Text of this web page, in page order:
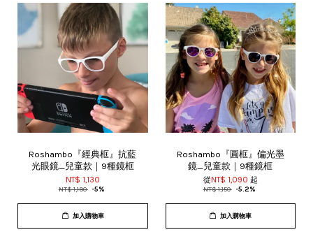
Roshambo『經典框』抗藍
光眼鏡_兒童款｜9種鏡框
NT$ 1,130
NT$ 1,190 -5%
加入購物車
Roshambo『圓框』偏光墨
鏡_兒童款｜9種鏡框
從NT$ 1,090 起
NT$ 1,150 -5.2%
加入購物車